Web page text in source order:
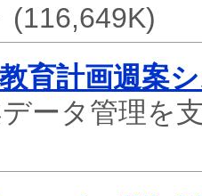
(116,649K)
育計画週案
ータ管理を